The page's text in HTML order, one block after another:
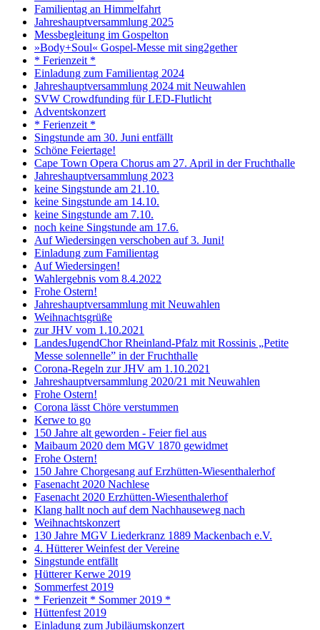
Familientag an Himmelfahrt
Jahreshauptversammlung 2025
Messbegleitung im Gospelton
»Body+Soul« Gospel-Messe mit sing2gether
* Ferienzeit *
Einladung zum Familientag 2024
Jahreshauptversammlung 2024 mit Neuwahlen
SVW Crowdfunding für LED-Flutlicht
Adventskonzert
* Ferienzeit *
Singstunde am 30. Juni entfällt
Schöne Feiertage!
Cape Town Opera Chorus am 27. April in der Fruchthalle
Jahreshauptversammlung 2023
keine Singstunde am 21.10.
keine Singstunde am 14.10.
keine Singstunde am 7.10.
noch keine Singstunde am 17.6.
Auf Wiedersingen verschoben auf 3. Juni!
Einladung zum Familientag
Auf Wiedersingen!
Wahlergebnis vom 8.4.2022
Frohe Ostern!
Jahreshauptversammlung mit Neuwahlen
Weihnachtsgrüße
zur JHV vom 1.10.2021
LandesJugendChor Rheinland-Pfalz mit Rossinis „Petite
Messe solennelle” in der Frucht­halle
Corona-Regeln zur JHV am 1.10.2021
Jahreshauptversammlung 2020/21 mit Neuwahlen
Frohe Ostern!
Corona lässt Chöre verstummen
Kerwe to go
150 Jahre alt geworden - Feier fiel aus
Maibaum 2020 dem MGV 1870 gewidmet
Frohe Ostern!
150 Jahre Chorgesang auf Erzhütten-Wiesenthalerhof
Fasenacht 2020 Nachlese
Fasenacht 2020 Erzhütten-Wiesenthalerhof
Klang hallt noch auf dem Nachhauseweg nach
Weihnachtskonzert
130 Jahre MGV Liederkranz 1889 Mackenbach e.V.
4. Hütterer Weinfest der Vereine
Singstunde entfällt
Hütterer Kerwe 2019
Sommerfest 2019
* Ferienzeit * Sommer 2019 *
Hüttenfest 2019
Einladung zum Jubiläumskonzert